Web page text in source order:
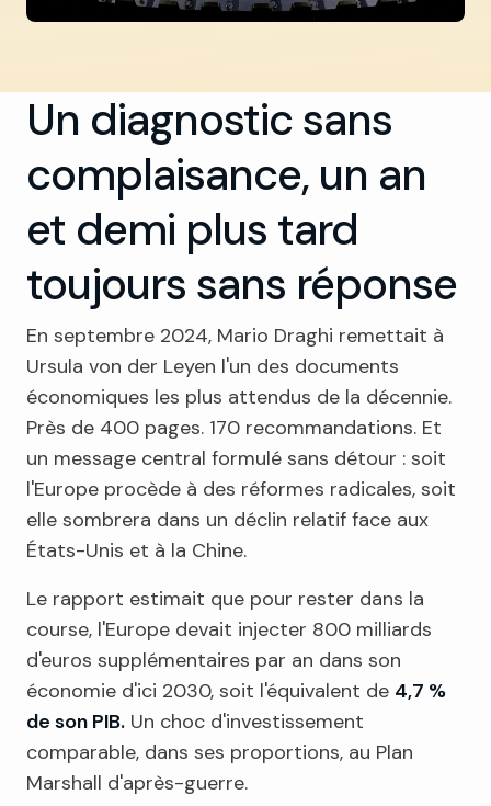
Un diagnostic sans
complaisance, un an
et demi plus tard
toujours sans réponse
En septembre 2024, Mario Draghi remettait à
Ursula von der Leyen l'un des documents
économiques les plus attendus de la décennie.
Près de 400 pages. 170 recommandations. Et
un message central formulé sans détour : soit
l'Europe procède à des réformes radicales, soit
elle sombrera dans un déclin relatif face aux
États-Unis et à la Chine.
Le rapport estimait que pour rester dans la
course, l'Europe devait injecter 800 milliards
d'euros supplémentaires par an dans son
économie d'ici 2030, soit l'équivalent de 4,7 %
de son PIB. Un choc d'investissement
comparable, dans ses proportions, au Plan
Marshall d'après-guerre.